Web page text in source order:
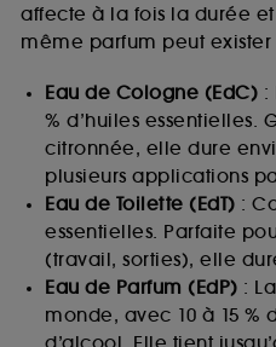
affecte à la fois la durée
même parfum peut exister
Eau de Cologne (EdC) :
% d’huiles
citronnée, elle dure
plusieurs applications
Eau de Toilette (EdT) :
essentielles. Parfaite
(travail, sorties), elle
Eau de Parfum (EdP) :
monde, avec 10 à 15 %